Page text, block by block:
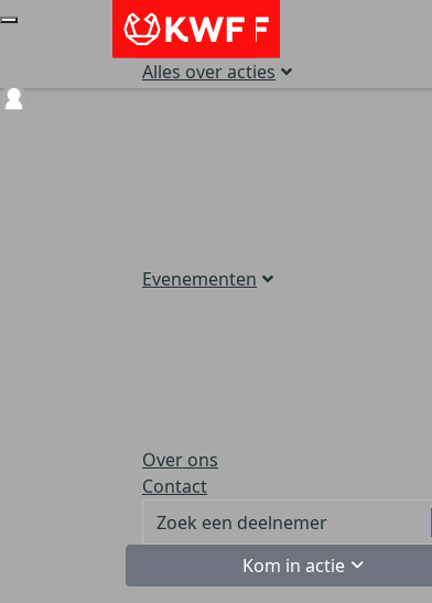
Alles over acties
Evenementen
Over ons
Contact
Kom in actie